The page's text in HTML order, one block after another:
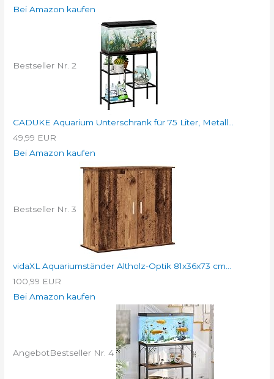
Bei Amazon kaufen
Bestseller Nr. 2
CADUKE Aquarium Unterschrank für 75 Liter, Metall...
49,99 EUR
Bei Amazon kaufen
Bestseller Nr. 3
vidaXL Aquariumständer Altholz-Optik 81x36x73 cm...
100,99 EUR
Bei Amazon kaufen
AngebotBestseller Nr. 4